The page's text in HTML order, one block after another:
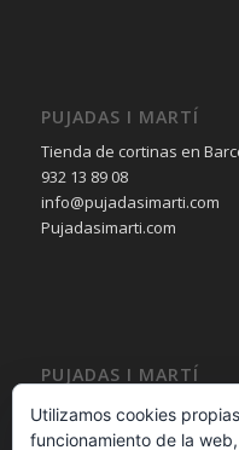
PUJADAS I MARTÍ
Tienda de cortinas en
932 13 89 08
info@pujadasimarti.com
Pujadasimarti.com
PUJADAS I MARTÍ
Cortinas en Barcelona
Tendencia en cortinas
Utilizamos cookies
funcionamiento de la